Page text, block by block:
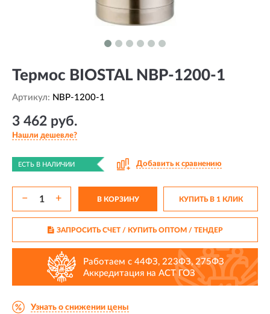
Термос BIOSTAL NBP-1200-1
Артикул: NBP-1200-1
3 462 руб.
Нашли дешевле?
ЕСТЬ В НАЛИЧИИ Добавить к сравнению
− + В КОРЗИНУ КУПИТЬ В 1 КЛИК
ЗАПРОСИТЬ СЧЕТ / КУПИТЬ ОПТОМ/ ТЕНДЕР
Работаем с 44ФЗ, 223ФЗ, 275ФЗ
Аккредитация на АСТ ГОЗ
Узнать о снижении цены